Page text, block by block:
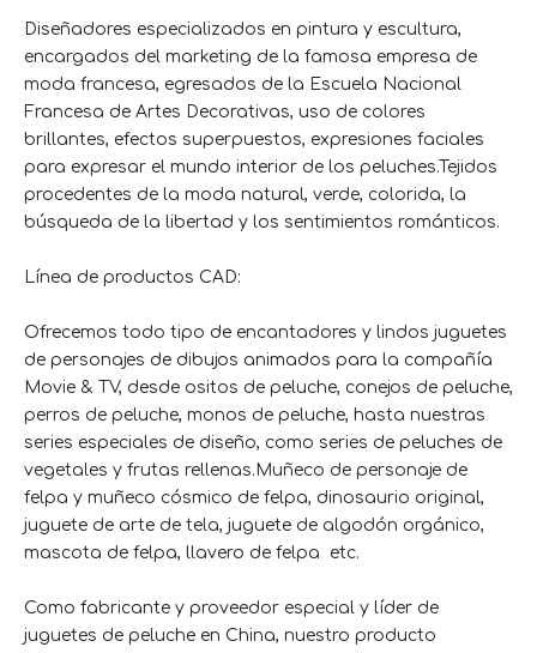
Diseñadores especializados en pintura y escultura,
encargados del marketing de la famosa empresa de
moda francesa, egresados ​​de la Escuela Nacional
Francesa de Artes Decorativas, uso de colores
brillantes, efectos superpuestos, expresiones faciales
para expresar el mundo interior de los peluches.Tejidos
procedentes de la moda natural, verde, colorida, la
búsqueda de la libertad y los sentimientos románticos.
Línea de productos CAD:
Ofrecemos todo tipo de encantadores y lindos juguetes
de personajes de dibujos animados para la compañía
Movie & TV, desde ositos de peluche, conejos de peluche,
perros de peluche, monos de peluche, hasta nuestras
series especiales de diseño, como series de peluches de
vegetales y frutas rellenas.Muñeco de personaje de
felpa y muñeco cósmico de felpa, dinosaurio original,
juguete de arte de tela, juguete de algodón orgánico,
mascota de felpa, llavero de felpa etc.
Como fabricante y proveedor especial y líder de
juguetes de peluche en China, nuestro producto